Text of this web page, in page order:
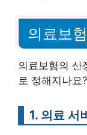
의료보
의료보험의 산
로 정해지나요
1. 의료 서